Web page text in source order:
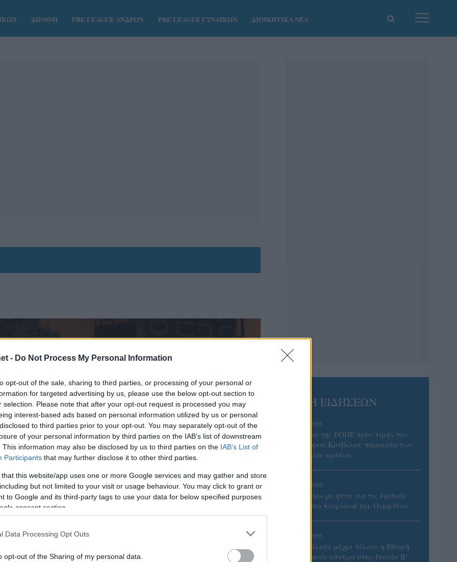
- Do Not Process My Personal Information
opt-out of the sale, sharing to third parties, or processing of your personal or
for targeted advertising by us, please use the below opt-out section to
selection. Please note that after your opt-out request is processed you may
interest-based ads based on personal information utilized by us or personal
to third parties prior to your opt-out. You may separately opt-out of the
of your personal information by third parties on the IAB’s list of downstream
This information may also be disclosed by us to third parties on the IAB’s List of
Participants that may further disclose it to other third parties.
that this website/app uses one or more Google services and may gather and store
but not limited to your visit or usage behaviour. You may click to grant or
to Google and its third-party tags to use your data for below specified purposes
consent section.
Data Processing Opt Outs
opt-out of the Sharing of my personal data.
ΔΙΕΘΝΗ PRE LEAGUE ΑΝΔΡΩΝ PRE LEAGUE ΓΥΝΑΙΚΩΝ ΔΙΟΙΚΗΤΙΚΑ ΝΕΑ
ΡΟΗ ΕΙΔΗΣΕΩΝ
08/08/2026
Δείπνο της ΕΟΠΕ προς τιμήν του
Ισίδωρου Κούβελου παρουσία των
Εθνικών ομάδων
07/08/2026
«Αντίο» με ήττα για τις διεθνείς
μας στο τουρνουά του Ουρμπίνο
06/08/2026
Το πάλεψε μέχρι τέλους η Εθνική
γυναικών κόντρα στην Ιταλία Β’